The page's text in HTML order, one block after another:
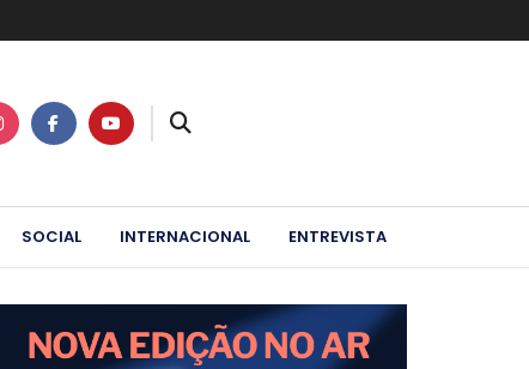
SOCIAL INTERNACIONAL ENTREVISTA